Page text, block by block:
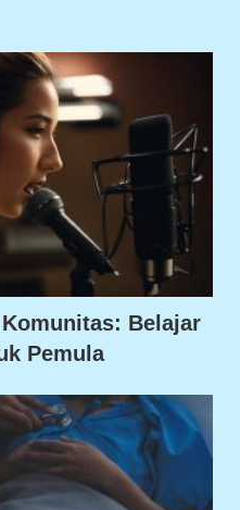
Belajar
Pemula